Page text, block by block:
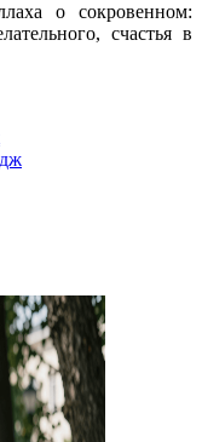
о сокровенном:
счастья в